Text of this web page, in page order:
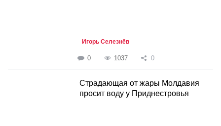
Игорь Селезнёв
0 1037 0
Страдающая от жары Молдавия
просит воду у Приднестровья